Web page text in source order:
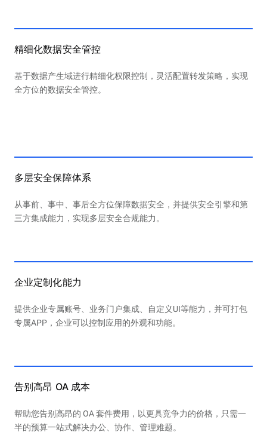
精细化数据安全管控
基于数据产生域进行精细化权限控制，灵活配置转发策略，实现
全方位的数据安全管控。
多层安全保障体系
从事前、事中、事后全方位保障数据安全，并提供安全引擎和第
三方集成能力，实现多层安全合规能力。
企业定制化能力
提供企业专属账号、业务门户集成、自定义UI等能力，并可打包
专属APP，企业可以控制应用的外观和功能。
告别高昂 OA 成本
帮助您告别高昂的 OA 套件费用，以更具竞争力的价格，只需一
半的预算一站式解决办公、协作、管理难题。